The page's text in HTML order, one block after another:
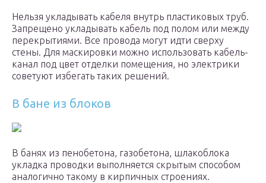
Нельзя укладывать кабеля внутрь пластиковых труб.
Запрещено укладывать кабель под полом или между
перекрытиями. Все провода могут идти сверху
стены. Для маскировки можно использовать кабель-
канал под цвет отделки помещения, но электрики
советуют избегать таких решений.
В бане из блоков
В банях из пенобетона, газобетона, шлакоблока
укладка проводки выполняется скрытым способом
аналогично такому в кирпичных строениях.